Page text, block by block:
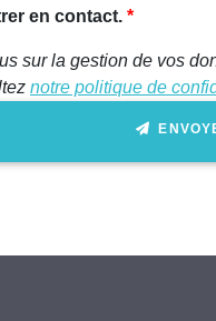
en contact.
sur la gestion de vos
notre politique de